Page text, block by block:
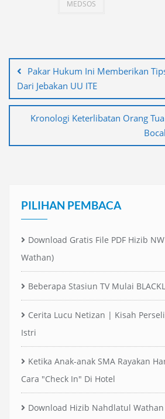
MEDSOS
posPakar Hukum Ini Memberikan
Dari Jebakan UU ITE
Kronologi Keterlibatan Orang
PILIHAN PEMBACA
Download Gratis File PDF Hizib
Wathan)
Beberapa Stasiun TV Mulai
Cerita Lucu Netizan | Kisah
Istri
Ketika Anak-anak SMA Rayakan
Cara "Check In" Di Hotel
Download Hizib Nahdlatul